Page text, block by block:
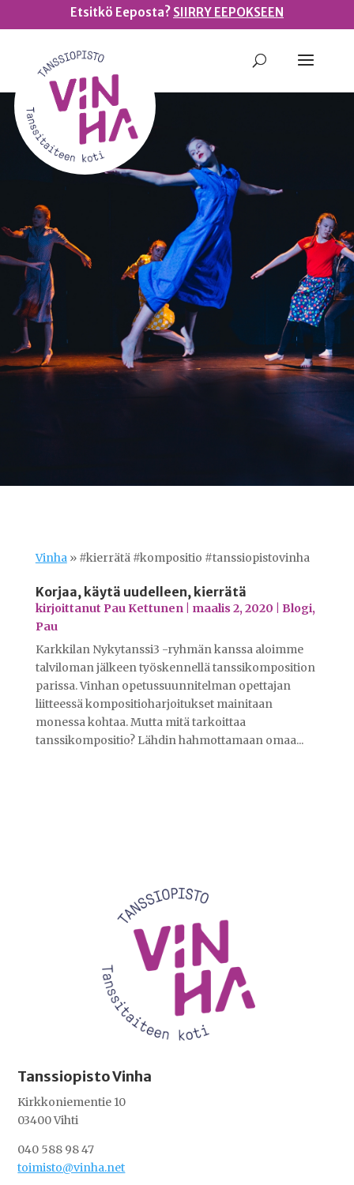
Etsitkö Eeposta? SIIRRY EEPOKSEEN
Vinha» #kierrätä #kompositio #tanssiopistovinha
Korjaa, käytä uudelleen, kierrätä
kirjoittanut Pau Kettunen| maalis 2, 2020 Blogi,
Pau
Karkkilan Nykytanssi3 -ryhmän kanssa aloimme
talviloman jälkeen työskennellä tanssikomposition
parissa. Vinhan opetussuunnitelman opettajan
liitteessä kompositioharjoitukset mainitaan
monessa kohtaa. Mutta mitä tarkoittaa
tanssikompositio? Lähdin hahmottamaan omaa...
Tanssiopisto Vinha
Kirkkoniementie 10
03400 Vihti
040 588 98 47
toimisto@vinha.net